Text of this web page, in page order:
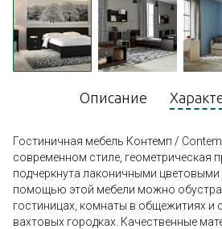
Описание
Гостиничная мебель Контемп /
современном стиле, геометрическая
подчеркнута лаконичными
помощью этой мебели можно
гостиницах, комнаты в общежитиях и
вахтовых городках. Качественные